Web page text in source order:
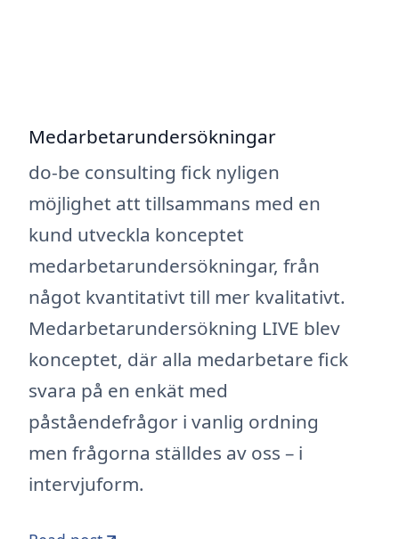
Medarbetarundersökningar
do-be consulting fick nyligen
möjlighet att tillsammans med en
kund utveckla konceptet
medarbetarundersökningar, från
något kvantitativt till mer kvalitativt.
Medarbetarundersökning LIVE blev
konceptet, där alla medarbetare fick
svara på en enkät med
påståendefrågor i vanlig ordning
men frågorna ställdes av oss – i
intervjuform.